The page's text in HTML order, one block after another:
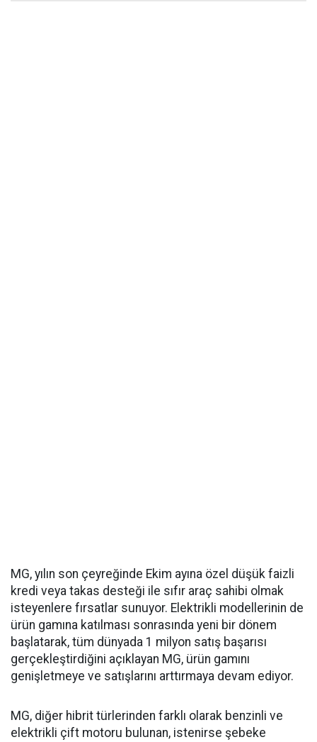
MG, yılın son çeyreğinde Ekim ayına özel düşük faizli
kredi veya takas desteği ile sıfır araç sahibi olmak
isteyenlere fırsatlar sunuyor. Elektrikli modellerinin de
ürün gamına katılması sonrasında yeni bir dönem
başlatarak, tüm dünyada 1 milyon satış başarısı
gerçekleştirdiğini açıklayan MG, ürün gamını
genişletmeye ve satışlarını arttırmaya devam ediyor.
MG, diğer hibrit türlerinden farklı olarak benzinli ve
elektrikli çift motoru bulunan, istenirse şebeke